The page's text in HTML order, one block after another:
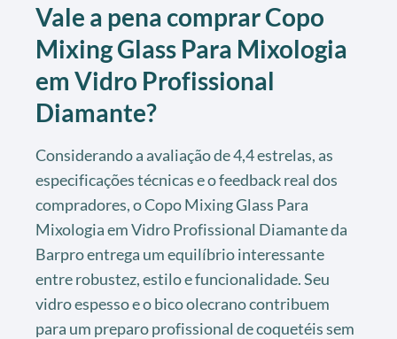
Vale a pena comprar Copo
Mixing Glass Para Mixologia
em Vidro Profissional
Diamante?
Considerando a avaliação de 4,4 estrelas, as
especificações técnicas e o feedback real dos
compradores, o Copo Mixing Glass Para
Mixologia em Vidro Profissional Diamante da
Barpro entrega um equilíbrio interessante
entre robustez, estilo e funcionalidade. Seu
vidro espesso e o bico olecrano contribuem
para um preparo profissional de coquetéis sem